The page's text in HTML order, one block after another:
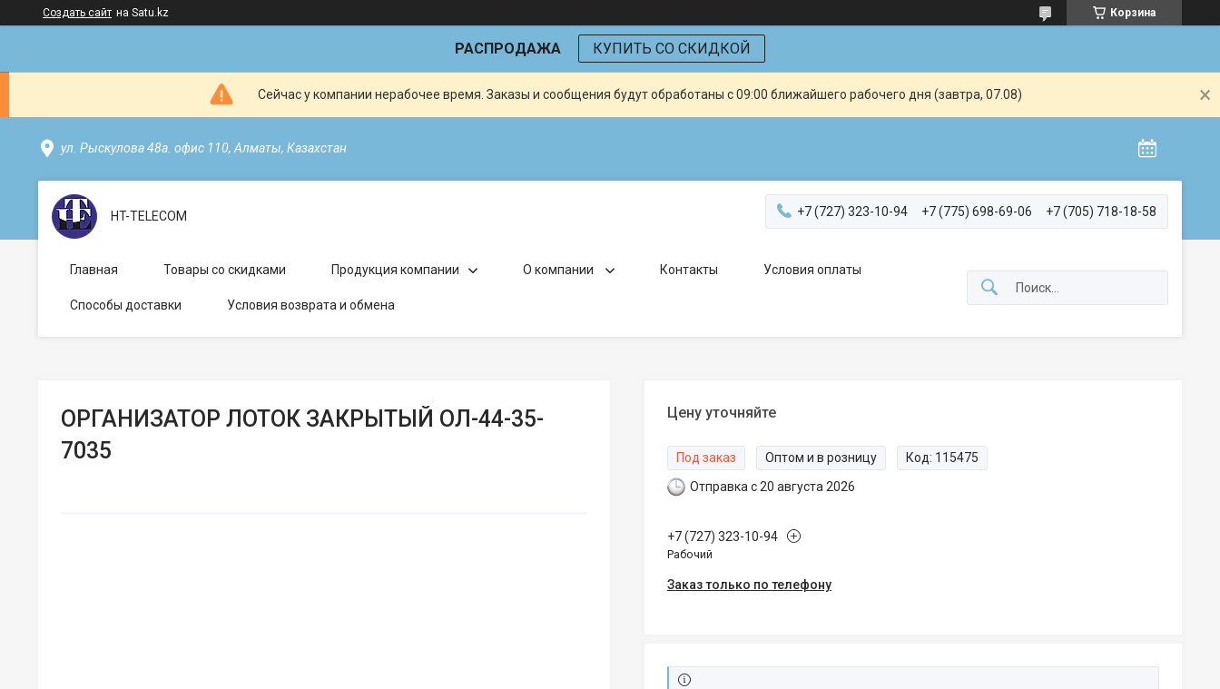
Создать сайт на Satu.kz Корзина
РАСПРОДАЖА КУПИТЬ СО СКИДКОЙ
Сейчас у компании нерабочее время. Заказы и сообщения будут обработаны с 09:00 ближайшего рабочего дня (завтра, 07.08)
ул. Рыскулова 48а. офис 110, Алматы, Казахстан
HT-TELECOM +7 (727) 323-10-94 +7 (775) 698-69-06 +7 (705) 718-18-58
Главная Товары со скидками Продукция компании О компании Контакты Условия оплаты
Способы доставки Условия возврата и обмена
ОРГАНИЗАТОР ЛОТОК ЗАКРЫТЫЙ ОЛ-44-35-
7035
Цену уточняйте
Под заказ Оптом и в розницу Код: 115475
Отправка с 20 августа 2026
+7 (727) 323-10-94
Рабочий
Заказ только по телефону